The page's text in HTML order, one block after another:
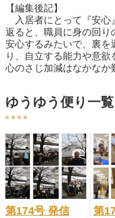
【編集後記】
入居者にとって『安心
返ると、職員に身の回り
安心するみたいで、裏を
り、自立する能力や意
心のさじ加減はなかなか
ゆうゆう便り一覧
第174号 発信 第